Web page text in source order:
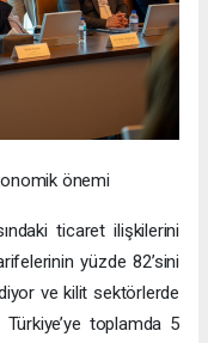
önemi
ticaret ilişkilerini
yüzde 82’sini
ve kilit sektörlerde
toplamda 5